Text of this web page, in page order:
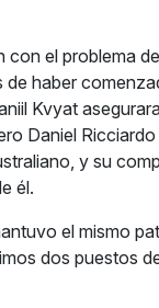
el problema
haber
Kvyat
Daniel
y su
él.
el mismo
dos puestos